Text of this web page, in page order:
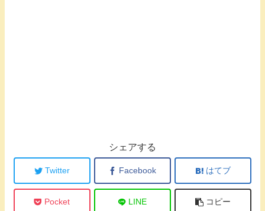
シェアする
Twitter Facebook はてブ
Pocket LINE コピー